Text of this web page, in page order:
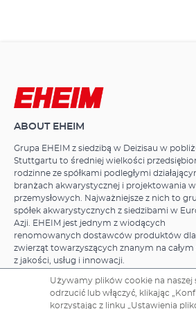
ABOUT EHEIM
Grupa EHEIM z siedzibą w Deizisau w
Stuttgartu to średniej wielkości
rodzinne ze spółkami podległymi
branżach akwarystycznej i projektowania
przemysłowych. Najważniejsze z nich to
spółek akwarystycznych z siedzibami w
Azji. EHEIM jest jednym z wiodących
renomowanych dostawców produktów dla
zwierząt towarzyszących znanym na całym
z jakości, usług i innowacji.
Używamy plików cookie na
odrzucić lub włączyć, klikając
korzystając z linku „Ustawienia